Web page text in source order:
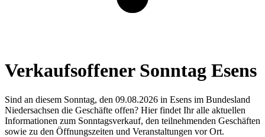
Verkaufsoffener Sonntag Esens
Sind an diesem Sonntag, den 09.08.2026 in Esens im Bundesland
Niedersachsen die Geschäfte offen? Hier findet Ihr alle aktuellen
Informationen zum Sonntagsverkauf, den teilnehmenden Geschäften
sowie zu den Öffnungszeiten und Veranstaltungen vor Ort.